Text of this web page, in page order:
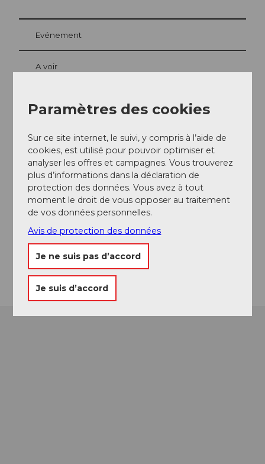
Evénement
A voir
Adresse
Dorfplatz 9
6072Sachseln
+41 41 662 20 00
info@cafe-zumstein.ch
Website
Arrivée
Paramètres des cookies
Sur ce site internet, le suivi, y compris à l’aide de
cookies, est utilisé pour pouvoir optimiser et
analyser les offres et campagnes. Vous trouverez
plus d’informations dans la déclaration de
protection des données. Vous avez à tout
moment le droit de vous opposer au traitement
de vos données personnelles.
Avis de protection des données
Je ne suis pas d’accord
Je suis d’accord